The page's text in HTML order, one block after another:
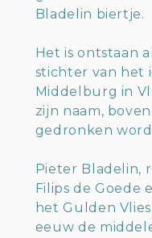
Bladelin biertje.
Het is ontstaan
stichter van het
Middelburg in
zijn naam,
gedronken
Pieter Bladelin,
Filips de Goede
het Gulden
eeuw de